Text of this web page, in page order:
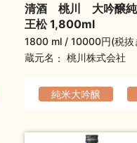
ふくよか
清酒 桃川 大吟醸
王松 1,800ml
1800 ml
10000円(税抜
蔵元名
桃川株式会社
純米大吟醸